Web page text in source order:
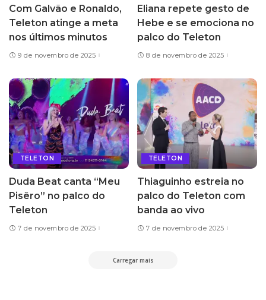
Com Galvão e Ronaldo,
Teleton atinge a meta
nos últimos minutos
9 de novembro de 2025
Eliana repete gesto de
Hebe e se emociona no
palco do Teleton
8 de novembro de 2025
TELETON
Duda Beat canta “Meu
Pisêro” no palco do
Teleton
7 de novembro de 2025
TELETON
Thiaguinho estreia no
palco do Teleton com
banda ao vivo
7 de novembro de 2025
Carregar mais